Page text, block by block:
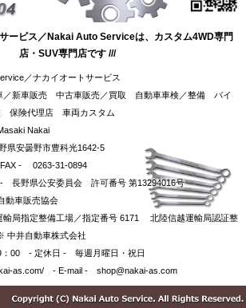
ービス／Nakai Auto Serviceは、カスタム4WD専門
店・SUV専門店です ///
／ナカイオートサービス
／新車販売 中古車販売／買取 自動車車検／整備 バイ
保険代理店 車両カスタム
Nakai
安曇野市豊科光1642-5
- 0263-31-0894
- 長野県公安委員会 許可番号 第13294016号
動車販売協会
局指定整備工場／指定番号 6171 北陸信越運輸局認証整
井自動車株式会社
00 - 定休日 - 毎週月曜日・祝日
as.com/ - E-mail - shop@nakai-as.com